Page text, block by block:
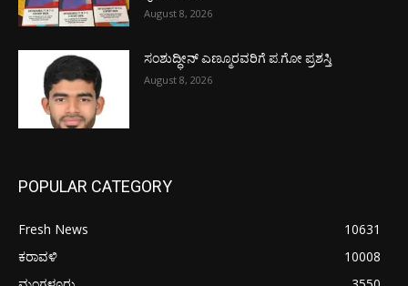
August 8, 2026
ಸಂಶುದ್ಧೀನ್ ಎಣ್ಮೂರವರಿಗೆ ಪ.ಗೋ ಪ್ರಶಸ್ತಿ
August 8, 2026
POPULAR CATEGORY
Fresh News
10631
ಕರಾವಳಿ
10008